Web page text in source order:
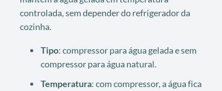
controlada, sem depender do refrigerador da
cozinha.
Tipo: compressor para água gelada e sem
compressor para água natural.
Temperatura: com compressor, a água fica